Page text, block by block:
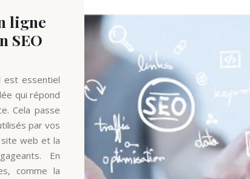
ligne
SEO
est essentiel
qui répond
Cela passe
par vos
web et la
En
comme la